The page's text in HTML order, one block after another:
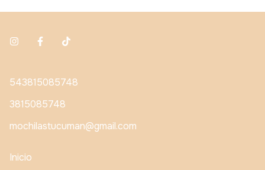
543815085748
3815085748
mochilastucuman@gmail.com
Inicio